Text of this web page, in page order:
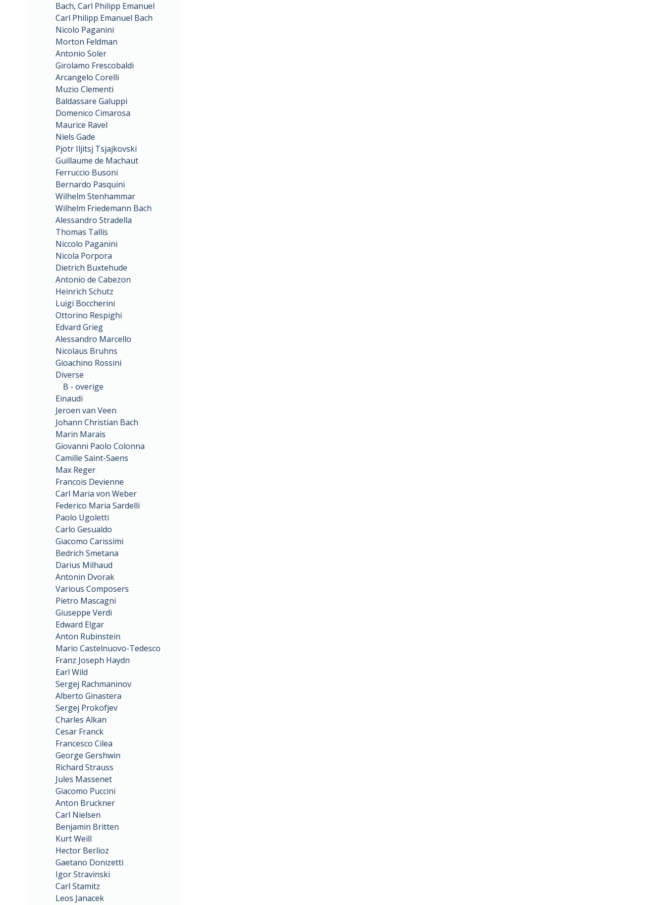
Bach, Carl Philipp Emanuel
Carl Philipp Emanuel Bach
Nicolo Paganini
Morton Feldman
Antonio Soler
Girolamo Frescobaldi
Arcangelo Corelli
Muzio Clementi
Baldassare Galuppi
Domenico Cimarosa
Maurice Ravel
Niels Gade
Pjotr Iljitsj Tsjajkovski
Guillaume de Machaut
Ferruccio Busoni
Bernardo Pasquini
Wilhelm Stenhammar
Wilhelm Friedemann Bach
Alessandro Stradella
Thomas Tallis
Niccolo Paganini
Nicola Porpora
Dietrich Buxtehude
Antonio de Cabezon
Heinrich Schutz
Luigi Boccherini
Ottorino Respighi
Edvard Grieg
Alessandro Marcello
Nicolaus Bruhns
Gioachino Rossini
Diverse
B - overige
Einaudi
Jeroen van Veen
Johann Christian Bach
Marin Marais
Giovanni Paolo Colonna
Camille Saint-Saens
Max Reger
Francois Devienne
Carl Maria von Weber
Federico Maria Sardelli
Paolo Ugoletti
Carlo Gesualdo
Giacomo Carissimi
Bedrich Smetana
Darius Milhaud
Antonin Dvorak
Various Composers
Pietro Mascagni
Giuseppe Verdi
Edward Elgar
Anton Rubinstein
Mario Castelnuovo-Tedesco
Franz Joseph Haydn
Earl Wild
Sergej Rachmaninov
Alberto Ginastera
Sergej Prokofjev
Charles Alkan
Cesar Franck
Francesco Cilea
George Gershwin
Richard Strauss
Jules Massenet
Giacomo Puccini
Anton Bruckner
Carl Nielsen
Benjamin Britten
Kurt Weill
Hector Berlioz
Gaetano Donizetti
Igor Stravinski
Carl Stamitz
Leos Janacek